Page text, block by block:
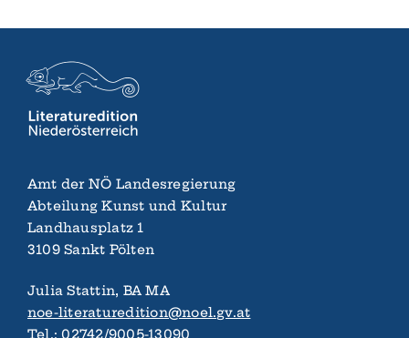
Amt der NÖ Landes­regierung
Abteilung Kunst und Kultur
Landhaus­platz 1
3109 Sankt Pölten
Julia Stattin, BA MA
noe-literaturedition@noel.gv.at
Tel.:02742/9005-13090